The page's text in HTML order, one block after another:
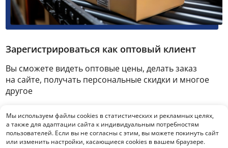
Зарегистрироваться как оптовый клиент
Вы сможете видеть оптовые цены, делать заказ
на сайте, получать персональные скидки и многое
другое
Зарегистрироваться
Мы используем файлы cookies в статистических и рекламных целях,
а также для адаптации сайта к индивидуальным потребностям
пользователей. Если вы не согласны с этим, вы можете покинуть сайт
или изменить настройки, касающиеся cookies в вашем браузере.